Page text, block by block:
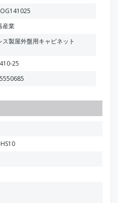
産業
ス製屋外盤用キャビネット
25